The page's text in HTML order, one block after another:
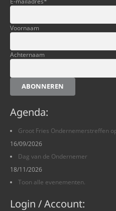
Voornaam
Achternaam
ABONNEREN
Agenda:
Groot Fries Ondernemerstreffen
16/09/2026
Dag van de Ondernemer
18/11/2026
Toon alle evenementen.
Login / Account: